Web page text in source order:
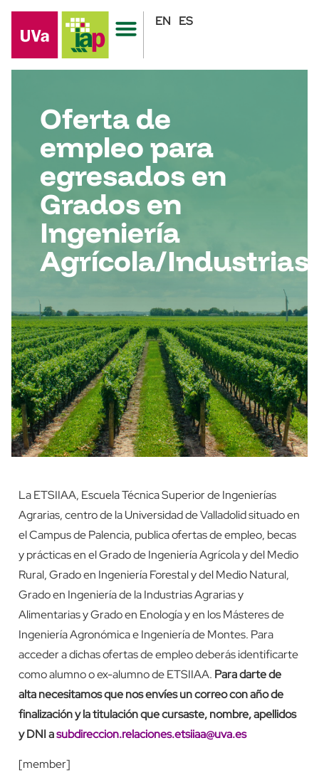
EN ES
Oferta de
empleo para
egresados en
Grados en
Ingeniería
Agrícola/
La ETSIIAA, Escuela Técnica Superior de Ingenierías
Agrarias, centro de la Universidad de Valladolid situado en
el Campus de Palencia, publica ofertas de empleo, becas
y prácticas en el Grado de Ingeniería Agrícola y del Medio
Rural, Grado en Ingeniería Forestal y del Medio Natural,
Grado en Ingeniería de la Industrias Agrarias y
Alimentarias y Grado en Enología y en los Másteres de
Ingeniería Agronómica e Ingeniería de Montes. Para
acceder a dichas ofertas de empleo deberás identificarte
como alumno o ex-alumno de ETSIIAA. Para darte de
alta necesitamos que nos envíes un correo con año de
finalización y la titulación que cursaste, nombre, apellidos
y DNI asubdireccion.relaciones.etsiiaa@uva.es
[member]